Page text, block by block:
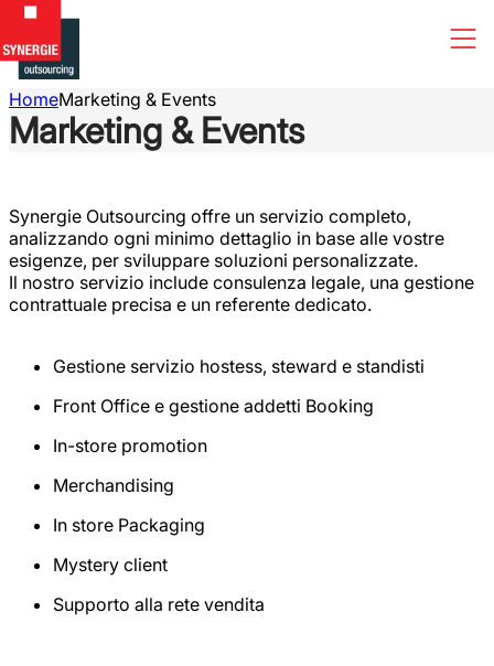
HomeMarketing & Events
Marketing & Events
Synergie Outsourcing offre un servizio completo,
analizzando ogni minimo dettaglio in base alle vostre
esigenze, per sviluppare soluzioni personalizzate.
Il nostro servizio include consulenza legale, una gestione
contrattuale precisa e un referente dedicato.
Gestione servizio hostess, steward e standisti
Front Office e gestione addetti Booking
In-store promotion
Merchandising
In store Packaging
Mystery client
Supporto alla rete vendita